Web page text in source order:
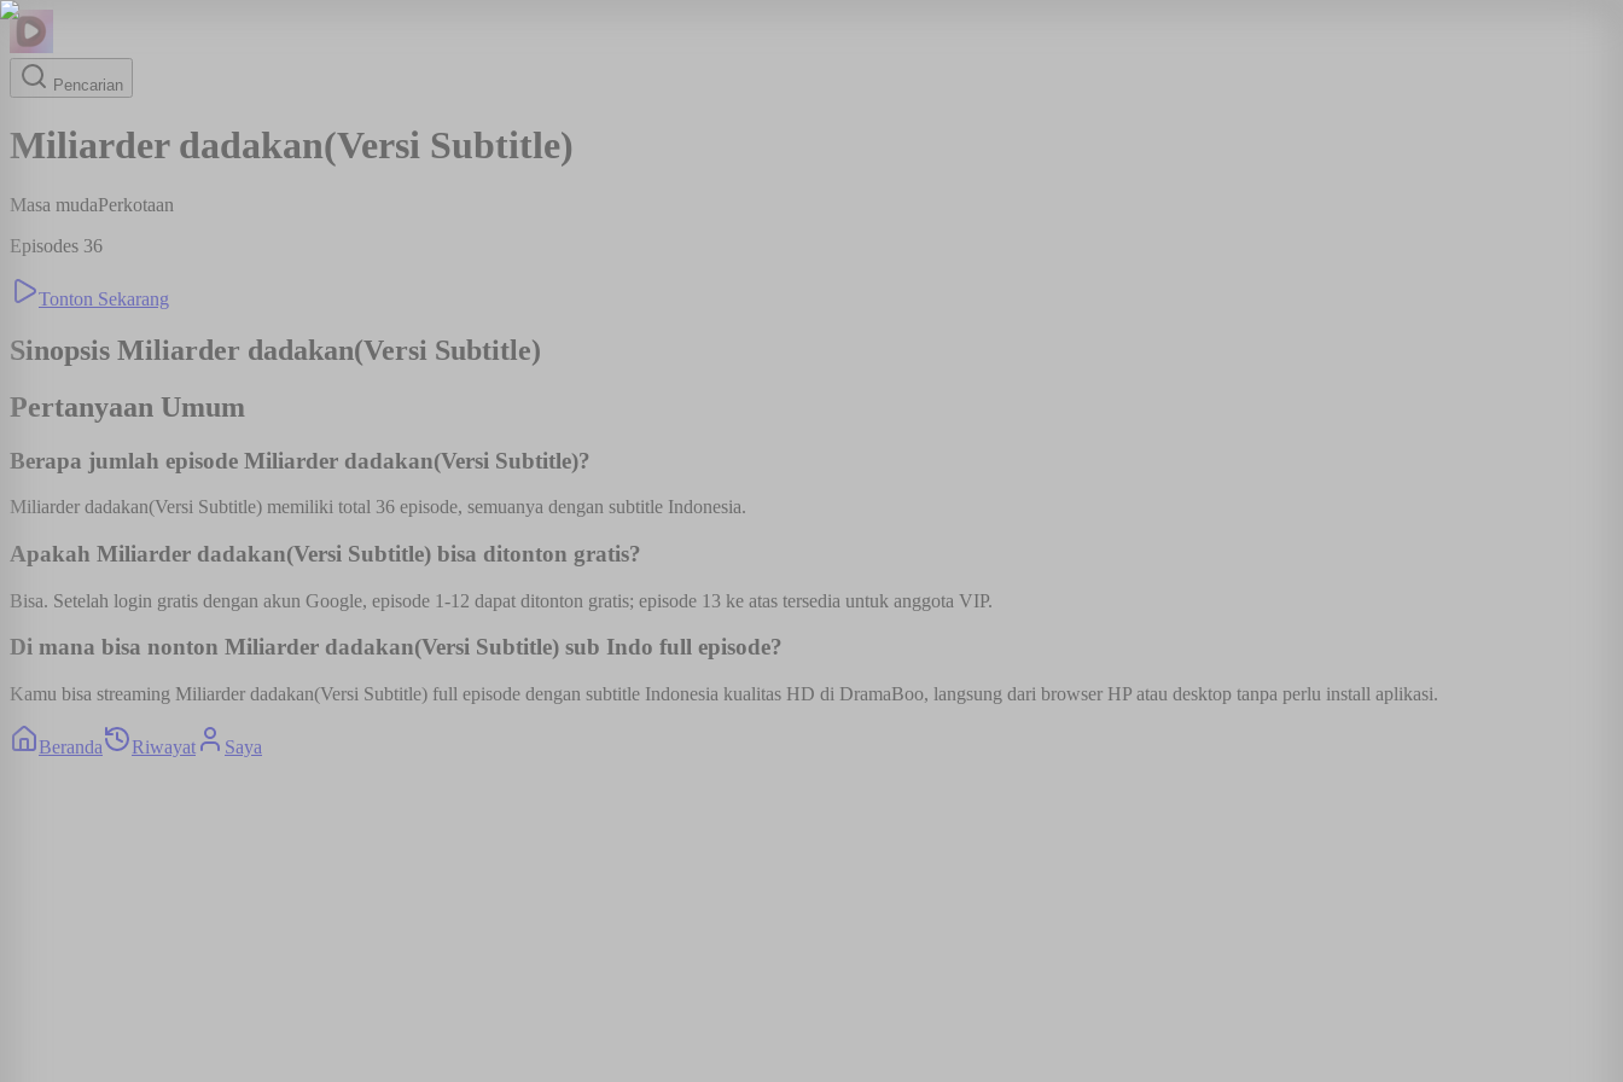
Pencarian
Miliarder dadakan(Versi Subtitle)
Masa mudaPerkotaan
Episodes 36
Tonton Sekarang
Sinopsis Miliarder dadakan(Versi Subtitle)
Pertanyaan Umum
Berapa jumlah episode Miliarder dadakan(Versi Subtitle)?
Miliarder dadakan(Versi Subtitle) memiliki total 36 episode, semuanya dengan subtitle Indonesia.
Apakah Miliarder dadakan(Versi Subtitle) bisa ditonton gratis?
Bisa. Setelah login gratis dengan akun Google, episode 1-12 dapat ditonton gratis; episode 13 ke atas tersedia untuk anggota VIP.
Di mana bisa nonton Miliarder dadakan(Versi Subtitle) sub Indo full episode?
Kamu bisa streaming Miliarder dadakan(Versi Subtitle) full episode dengan subtitle Indonesia kualitas HD di DramaBoo, langsung dari browser HP atau desktop tanpa perlu install aplikasi.
Beranda Riwayat Saya